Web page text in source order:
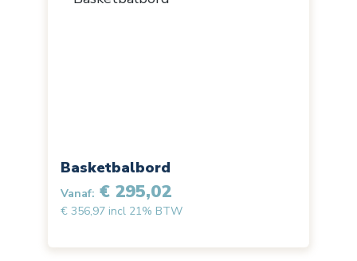
Basketbalbord
Vanaf: € 295,02
€ 356,97 incl 21% BTW